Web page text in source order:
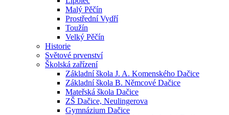
Malý Pěčín
Prostřední Vydří
Toužín
Velký Pěčín
Historie
Světové prvenství
Školská zařízení
Základní škola J. A. Komenského Dačice
Základní škola B. Němcové Dačice
Mateřská škola Dačice
ZŠ Dačice, Neulingerova
Gymnázium Dačice